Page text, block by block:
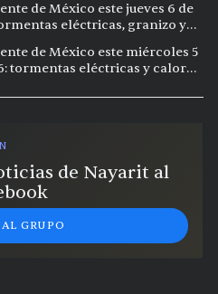
de México este jueves 6 de
eléctricas, granizo y
de México este miércoles 5
tormentas eléctricas y calor
de Nayarit al
GRUPO